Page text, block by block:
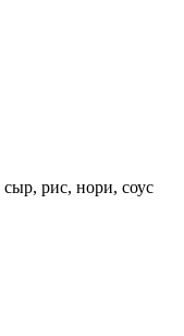
рис, нори, соус